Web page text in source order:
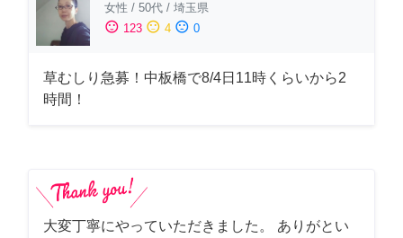
女性 / 50代 / 埼玉県
sentiment_satisfied 123 sentiment_neutral 4 sentiment_dissatisfied 0
草むしり急募！中板橋で8/4日11時くらいから2
時間！
大変丁寧にやっていただきました。 ありがとい